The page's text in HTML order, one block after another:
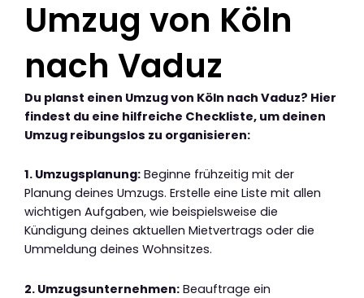
Umzug von Köln
nach Vaduz
Du planst einen Umzug von Köln nach Vaduz? Hier
findest du eine hilfreiche Checkliste, um deinen
Umzug reibungslos zu organisieren:
1. Umzugsplanung: Beginne frühzeitig mit der
Planung deines Umzugs. Erstelle eine Liste mit allen
wichtigen Aufgaben, wie beispielsweise die
Kündigung deines aktuellen Mietvertrags oder die
Ummeldung deines Wohnsitzes.
2. Umzugsunternehmen: Beauftrage ein